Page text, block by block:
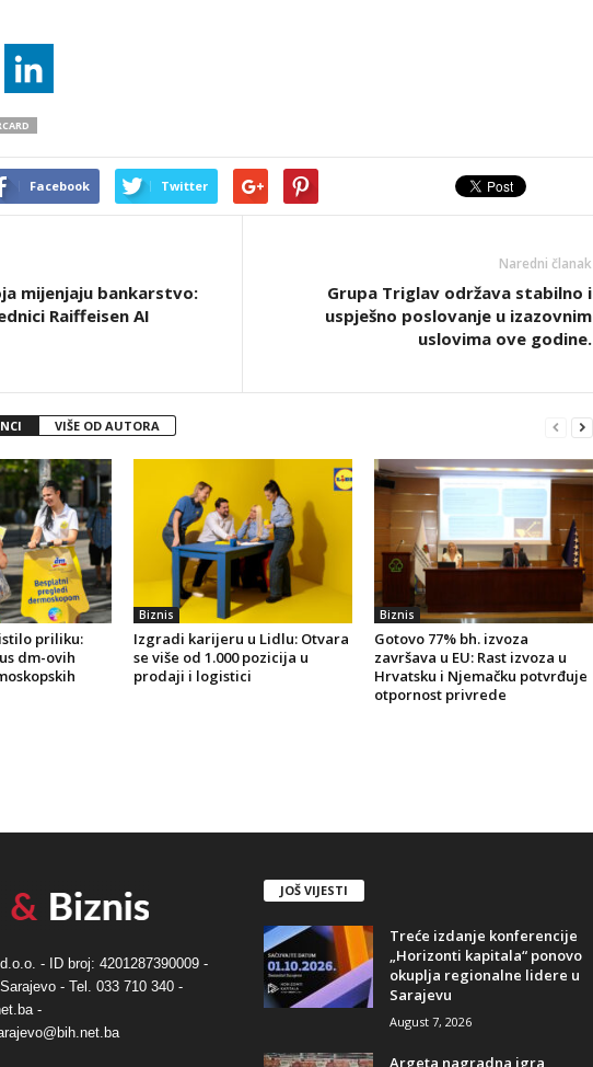
Facebook Twitter
mijenjaju bankarstvo:
Raiffeisen AI
Naredni članak
Grupa Triglav održava stabilno i
uspješno poslovanje u izazovnim
uslovima ove godine.
VIŠE OD AUTORA
priliku:
dm-ovih
Biznis
Izgradi karijeru u Lidlu: Otvara
se više od 1.000 pozicija u
prodaji i logistici
Biznis
Gotovo 77% bh. izvoza
završava u EU: Rast izvoza u
Hrvatsku i Njemačku potvrđuje
otpornost privrede
- ID broj: 4201287390009 -
- Tel. 033 710 340 -
-
JOŠ VIJESTI
Treće izdanje konferencije
„Horizonti kapitala“ ponovo
okuplja regionalne lidere u
Sarajevu
August 7, 2026
Argeta nagradna igra